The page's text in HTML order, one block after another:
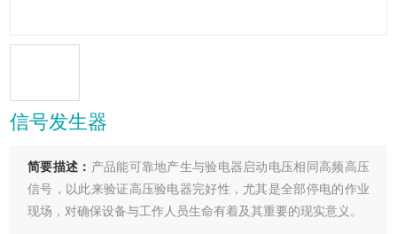
信号发生器
简要描述： 产品能可靠地产生与验电器启动电压相同高频高压
信号，以此来验证高压验电器完好性，尤其是全部停电的作业
现场，对确保设备与工作人员生命有着及其重要的现实意义。